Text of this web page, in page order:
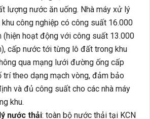
lượng nước ăn uống. Nhà máy xử lý
công nghiệp có công suất 16.000
hoạt động với công suất 13.000
cấp nước tới từng lô đất trong khu
qua mạng lưới đường ống cấp
theo dạng mạch vòng, đảm bảo
và đủ công suất cho các nhà máy
khu.
nước thải: toàn bộ nước thải tại KCN